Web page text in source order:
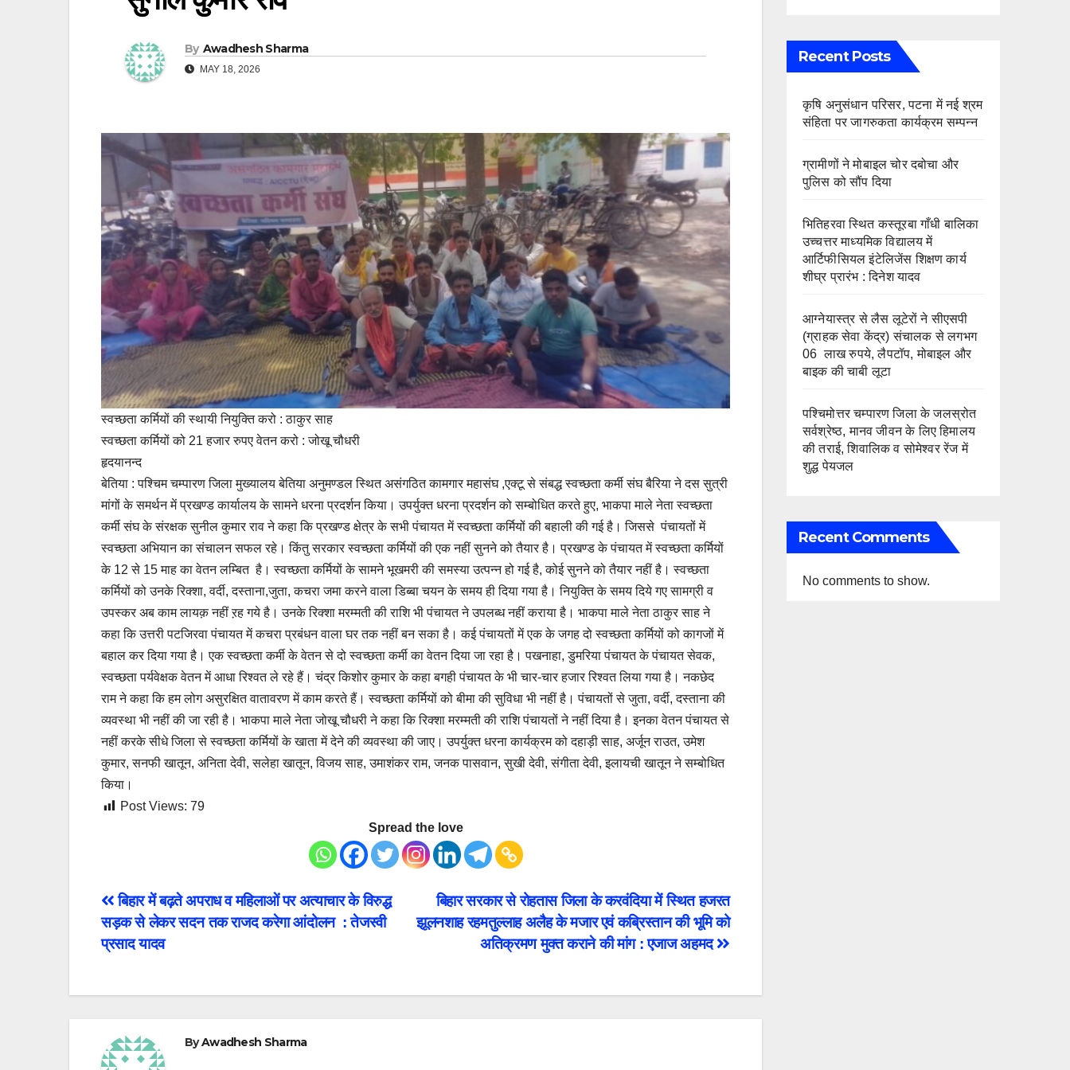
By Awadhesh Sharma
MAY 18, 2026
स्वच्छता कर्मियों की स्थायी नियुक्ति करो : ठाकुर साह
स्वच्छता कर्मियों को 21 हजार रुपए वेतन करो : जोखू चौधरी
हृदयानन्द
बेतिया : पश्चिम चम्पारण जिला मुख्यालय बेतिया अनुमण्डल स्थित असंगठित कामगार महासंघ ,एक्टू से संबद्ध स्वच्छता कर्मी संघ बैरिया ने दस सुत्री
मांगों के समर्थन में प्रखण्ड कार्यालय के सामने धरना प्रदर्शन किया। उपर्युक्त धरना प्रदर्शन को सम्बोधित करते हुए, भाकपा माले नेता स्वच्छता
कर्मी संघ के संरक्षक सुनील कुमार राव ने कहा कि प्रखण्ड क्षेत्र के सभी पंचायत में स्वच्छता कर्मियों की बहाली की गई है। जिससे पंचायतों में
स्वच्छता अभियान का संचालन सफल रहे। किंतु सरकार स्वच्छता कर्मियों की एक नहीं सुनने को तैयार है। प्रखण्ड के पंचायत में स्वच्छता कर्मियों
के 12 से 15 माह का वेतन लम्बित है। स्वच्छता कर्मियों के सामने भूखमरी की समस्या उत्पन्न हो गई है, कोई सुनने को तैयार नहीं है। स्वच्छता
कर्मियों को उनके रिक्शा, वर्दी, दस्ताना,जुता, कचरा जमा करने वाला डिब्बा चयन के समय ही दिया गया है। नियुक्ति के समय दिये गए सामग्री व
उपस्कर अब काम लायक़ नहीं ऱह गये है। उनके रिक्शा मरम्मती की राशि भी पंचायत ने उपलब्ध नहीं कराया है। भाकपा माले नेता ठाकुर साह ने
कहा कि उत्तरी पटजिरवा पंचायत में कचरा प्रबंधन वाला घर तक नहीं बन सका है। कई पंचायतों में एक के जगह दो स्वच्छता कर्मियों को कागजों में
बहाल कर दिया गया है। एक स्वच्छता कर्मी के वेतन से दो स्वच्छता कर्मी का वेतन दिया जा रहा है। पखनाहा, डुमरिया पंचायत के पंचायत सेवक,
स्वच्छता पर्यवेक्षक वेतन में आधा रिश्वत ले रहे हैं। चंद्र किशोर कुमार के कहा बगही पंचायत के भी चार-चार हजार रिश्वत लिया गया है। नकछेद
राम ने कहा कि हम लोग असुरक्षित वातावरण में काम करते हैं। स्वच्छता कर्मियों को बीमा की सुविधा भी नहीं है। पंचायतों से जुता, वर्दी, दस्ताना की
व्यवस्था भी नहीं की जा रही है। भाकपा माले नेता जोखू चौधरी ने कहा कि रिक्शा मरम्मती की राशि पंचायतों ने नहीं दिया है। इनका वेतन पंचायत से
नहीं करके सीधे जिला से स्वच्छता कर्मियों के खाता में देने की व्यवस्था की जाए। उपर्युक्त धरना कार्यक्रम को दहाड़ी साह, अर्जून राउत, उमेश
कुमार, सनफी खातून, अनिता देवी, सलेहा खातून, विजय साह, उमाशंकर राम, जनक पासवान, सुखी देवी, संगीता देवी, इलायची खातून ने सम्बोधित
किया।
Post Views: 79
Spread the love
Post
navigation
बिहार सरकार से रोहतास जिला के करवंदिया में स्थित हजरत
झूलनशाह रहमतुल्लाह अलैह के मजार एवं कब्रिस्तान की भूमि को
अतिक्रमण मुक्त कराने की मांग : एजाज अहमद
बिहार में बढ़ते अपराध व महिलाओं पर अत्याचार के विरुद्ध
सड़क से लेकर सदन तक राजद करेगा आंदोलन : तेजस्वी
प्रसाद यादव
ByAwadhesh Sharma
Recent Posts
कृषि अनुसंधान परिसर, पटना में नई श्रम
संहिता पर जागरुकता कार्यक्रम सम्पन्न
ग्रामीणों ने मोबाइल चोर दबोचा और
पुलिस को सौंप दिया
भितिहरवा स्थित कस्तूरबा गाँधी बालिका
उच्चत्तर माध्यमिक विद्यालय में
आर्टिफीसियल इंटेलिजेंस शिक्षण कार्य
शीघ्र प्रारंभ : दिनेश यादव
आग्नेयास्त्र से लैस लूटेरों ने सीएसपी
(ग्राहक सेवा केंद्र) संचालक से लगभग
06 लाख रुपये, लैपटॉप, मोबाइल और
बाइक की चाबी लूटा
पश्चिमोत्तर चम्पारण जिला के जलस्रोत
सर्वश्रेष्ठ, मानव जीवन के लिए हिमालय
की तराई, शिवालिक व सोमेश्वर रेंज में
शुद्ध पेयजल
Recent Comments
No comments to show.